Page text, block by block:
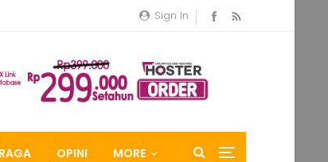
Sign In
OPINI MORE